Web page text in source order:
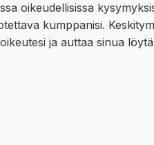
oikeudellisissa
kumppanisi.
ja auttaa sinua